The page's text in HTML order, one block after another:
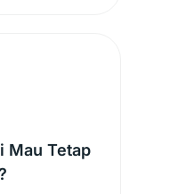
Mau Tetap